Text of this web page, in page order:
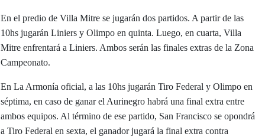
En el predio de Villa Mitre se jugarán dos partidos. A partir de las
10hs jugarán Liniers y Olimpo en quinta. Luego, en cuarta, Villa
Mitre enfrentará a Liniers. Ambos serán las finales extras de la Zona
Campeonato.
En La Armonía oficial, a las 10hs jugarán Tiro Federal y Olimpo en
séptima, en caso de ganar el Aurinegro habrá una final extra entre
ambos equipos. Al término de ese partido, San Francisco se opondrá
a Tiro Federal en sexta, el ganador jugará la final extra contra